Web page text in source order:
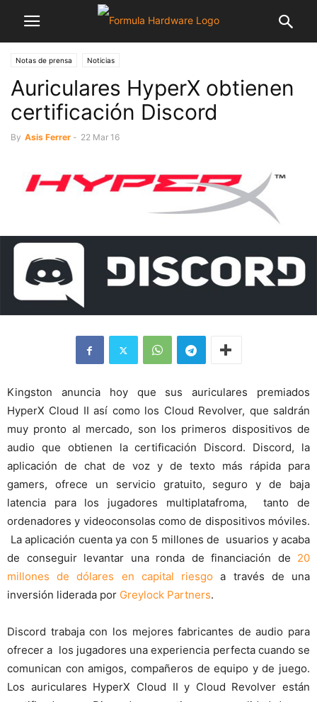
Notas de prensa Noticias
Auriculares HyperX obtienen
certificación Discord
By Asis Ferrer - 22 Mar 16
Kingston anuncia hoy que sus auriculares premiados
HyperX Cloud II así como los Cloud Revolver, que saldrán
muy pronto al mercado, son los primeros dispositivos de
audio que obtienen la certificación Discord. Discord, la
aplicación de chat de voz y de texto más rápida para
gamers, ofrece un servicio gratuito, seguro y de baja
latencia para los jugadores multiplatafroma, tanto de
ordenadores y videoconsolas como de dispositivos móviles.
La aplicación cuenta ya con 5 millones de usuarios y acaba
de conseguir levantar una ronda de financiación de 20
millones de dólares en capital riesgo a través de una
inversión liderada por Greylock Partners.
Discord trabaja con los mejores fabricantes de audio para
ofrecer a los jugadores una experiencia perfecta cuando se
comunican con amigos, compañeros de equipo y de juego.
Los auriculares HyperX Cloud II y Cloud Revolver están